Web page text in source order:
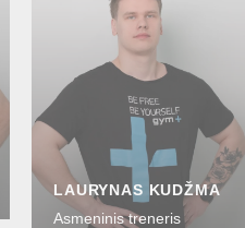
LAURYNAS KUDŽMA
Asmeninis treneris